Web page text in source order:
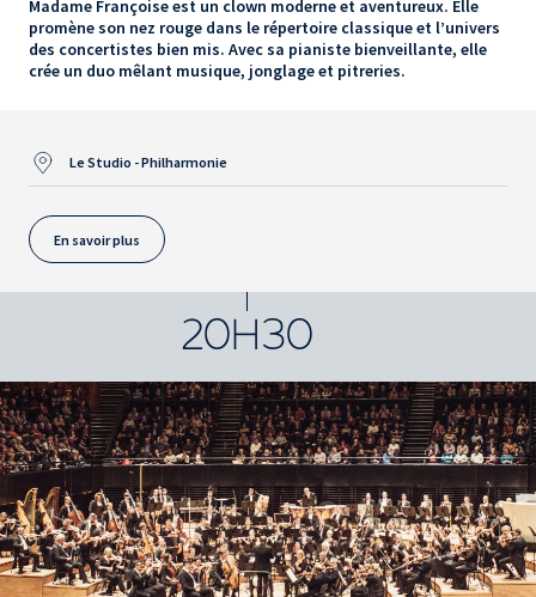
Madame Françoise est un clown moderne et aventureux. Elle
promène son nez rouge dans le répertoire classique et l’univers
des concertistes bien mis. Avec sa pianiste bienveillante, elle
crée un duo mêlant musique, jonglage et pitreries.
Le Studio - Philharmonie
En savoir plus
20H30